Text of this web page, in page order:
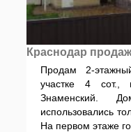
Краснодар
Продам 2-
участке 4 сот.,
Знаменский.
использовались
На первом этаже